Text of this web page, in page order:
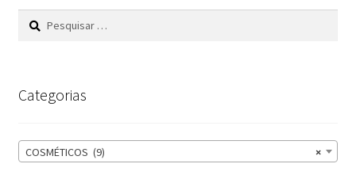
Pesquisar
Categorias
×
COSMÉTICOS (9)